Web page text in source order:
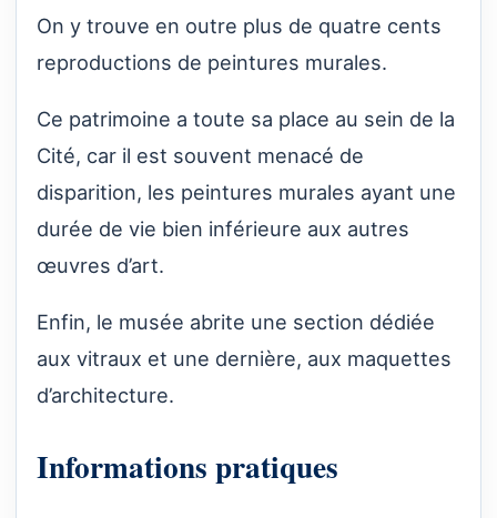
On y trouve en outre plus de quatre cents
reproductions de peintures murales.
Ce patrimoine a toute sa place au sein de la
Cité, car il est souvent menacé de
disparition, les peintures murales ayant une
durée de vie bien inférieure aux autres
œuvres d’art.
Enfin, le musée abrite une section dédiée
aux vitraux et une dernière, aux maquettes
d’architecture.
Informations pratiques